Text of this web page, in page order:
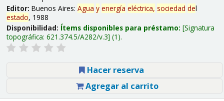
Editor: Buenos Aires: Agua y energía eléctrica, sociedad del
estado, 1988
Disponibilidad: Ítems disponibles para préstamo: Signatura
topográfica: 621.374.5/A282/v.3 (1).
Hacer reserva
Agregar al carrito